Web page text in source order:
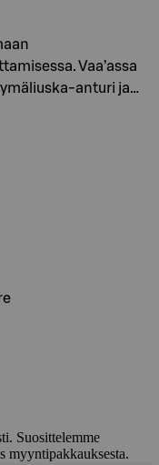
Vaa’assa
anturi ja…
Suosittelemme
myyntipakkauksesta.